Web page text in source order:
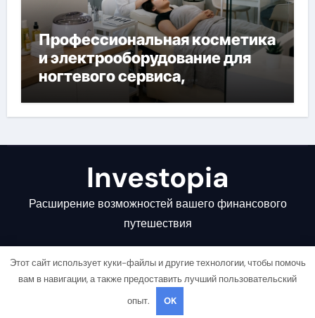
Профессиональная косметика
и электрооборудование для
ногтевого сервиса,
наращивания ресниц и
депиляции
Investopia
Расширение возможностей вашего финансового
путешествия
Copyright © All rights reserved |
Этот сайт использует куки-файлы и другие технологии, чтобы помочь
вам в навигации, а также предоставить лучший пользовательский
опыт.
OK